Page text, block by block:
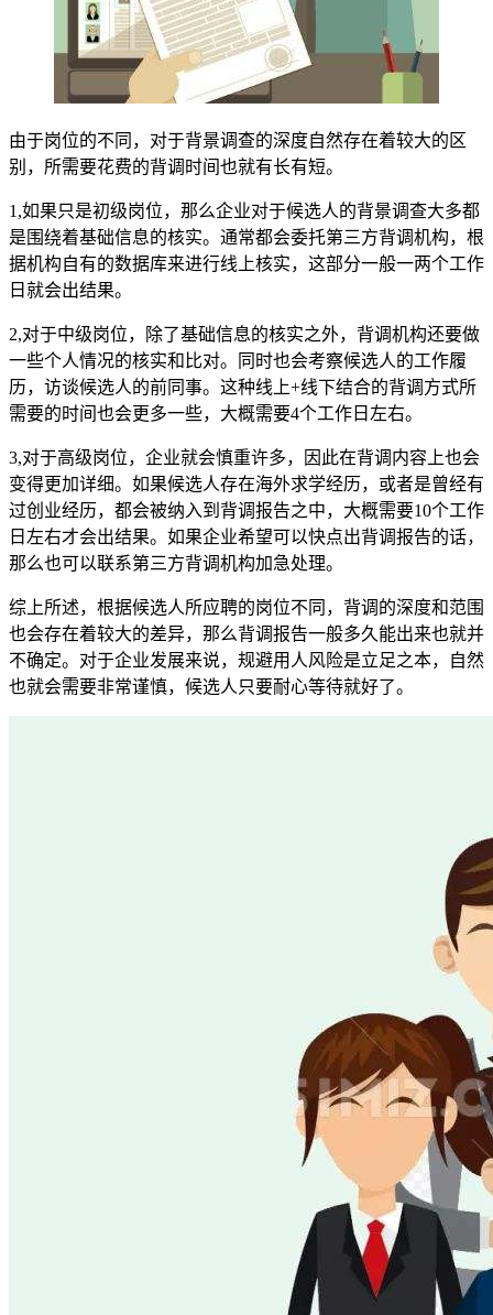
由于岗位的不同，对于背景调查的深度自然存在着较大的区
别，所需要花费的背调时间也就有长有短。
1,如果只是初级岗位，那么企业对于候选人的背景调查大多都
是围绕着基础信息的核实。通常都会委托第三方背调机构，根
据机构自有的数据库来进行线上核实，这部分一般一两个工作
日就会出结果。
2,对于中级岗位，除了基础信息的核实之外，背调机构还要做
一些个人情况的核实和比对。同时也会考察候选人的工作履
历，访谈候选人的前同事。这种线上+线下结合的背调方式所
需要的时间也会更多一些，大概需要4个工作日左右。
3,对于高级岗位，企业就会慎重许多，因此在背调内容上也会
变得更加详细。如果候选人存在海外求学经历，或者是曾经有
过创业经历，都会被纳入到背调报告之中，大概需要10个工作
日左右才会出结果。如果企业希望可以快点出背调报告的话，
那么也可以联系第三方背调机构加急处理。
综上所述，根据候选人所应聘的岗位不同，背调的深度和范围
也会存在着较大的差异，那么背调报告一般多久能出来也就并
不确定。对于企业发展来说，规避用人风险是立足之本，自然
也就会需要非常谨慎，候选人只要耐心等待就好了。